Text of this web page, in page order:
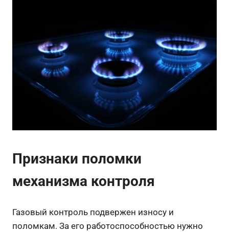
Признаки поломки
механизма контроля
Газовый контроль подвержен износу и
поломкам. За его работоспособностью нужно